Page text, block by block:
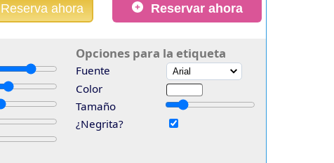
Reserva ahora Reservar ahora
Opciones para la etiqueta
Fuente
Color
Tamaño
¿Negrita?